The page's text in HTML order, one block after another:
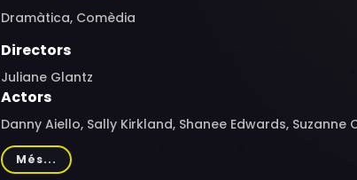
Dramàtica, Comèdia
Directors
Juliane Glantz
Actors
Danny Aiello, Sally Kirkland, Shanee Edwards,
Marshall, Fred Stoller, M. Lynda Robinson, Peter
Thomas Towne, Maureen Stapleton, Michelle Hurd
Més...